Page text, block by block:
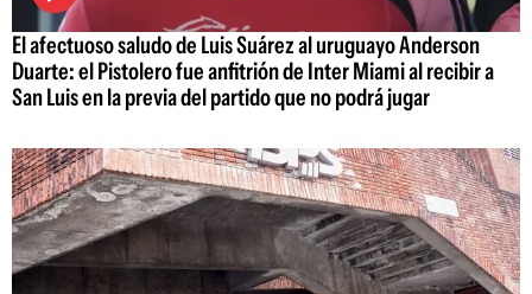
El afectuoso saludo de Luis Suárez al uruguayo Anderson
Duarte: el Pistolero fue anfitrión de Inter Miami al recibir a
San Luis en la previa del partido que no podrá jugar